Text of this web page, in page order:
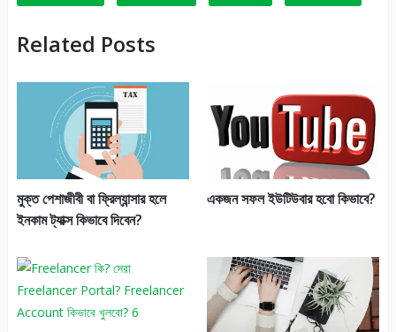
Related Posts
মুক্ত পেশাজীবী বা ফ্রিল্যান্সার হলে
ইনকাম ট্যাক্স কিভাবে দিবেন?
একজন সফল ইউটিউবার হবো কিভাবে?